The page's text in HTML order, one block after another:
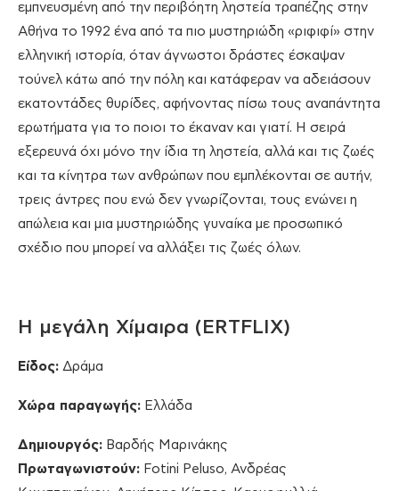
εμπνευσμένη από την περιβόητη ληστεία τραπέζης στην
Αθήνα το 1992 ένα από τα πιο μυστηριώδη «ριφιφί» στην
ελληνική ιστορία, όταν άγνωστοι δράστες έσκαψαν
τούνελ κάτω από την πόλη και κατάφεραν να αδειάσουν
εκατοντάδες θυρίδες, αφήνοντας πίσω τους αναπάντητα
ερωτήματα για το ποιοι το έκαναν και γιατί. Η σειρά
εξερευνά όχι μόνο την ίδια τη ληστεία, αλλά και τις ζωές
και τα κίνητρα των ανθρώπων που εμπλέκονται σε αυτήν,
τρεις άντρες που ενώ δεν γνωρίζονται, τους ενώνει η
απώλεια και μια μυστηριώδης γυναίκα με προσωπικό
σχέδιο που μπορεί να αλλάξει τις ζωές όλων.
H μεγάλη Χίμαιρα (ERTFLIX)
Είδος: Δράμα
Χώρα παραγωγής: Ελλάδα
Δημιουργός: Βαρδής Μαρινάκης
Πρωταγωνιστούν: Fotini Peluso, Ανδρέας